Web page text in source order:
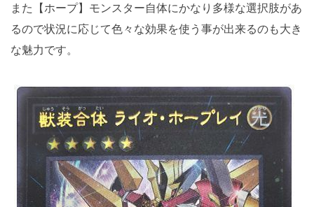
また【ホープ】モンスター自体にかなり多様な選択肢があ
るので状況に応じて色々な効果を使う事が出来るのも大き
な魅力です。